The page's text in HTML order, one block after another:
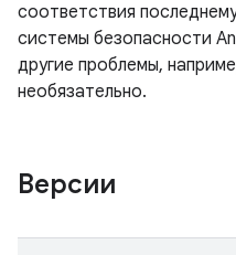
соответствия
системы безопасности
другие проблемы,
необязательно.
Версии